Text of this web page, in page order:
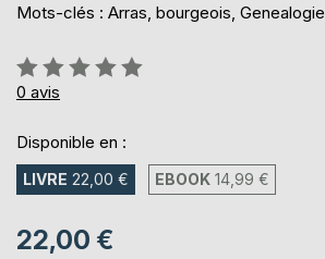
Mots-clés : Arras, bourgeois, Genealogie
Évaluation:
0%
0 avis
Disponible en :
LIVRE 22,00 € EBOOK 14,99 €
22,00 €